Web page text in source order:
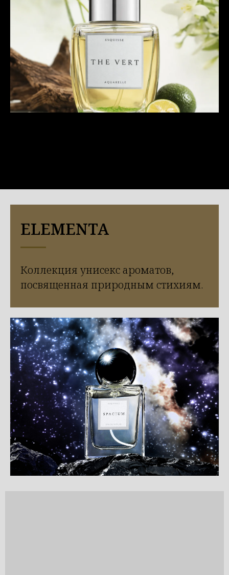
ELEMENTA
Коллекция унисекс ароматов,
посвященная природным стихиям.